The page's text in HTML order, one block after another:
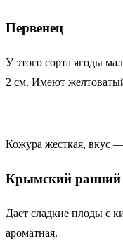
Первенец
У этого сорта ягоды
2 см. Имеют
Кожура жесткая, вкус
Крымский ранний
Дает сладкие плоды с
ароматная.